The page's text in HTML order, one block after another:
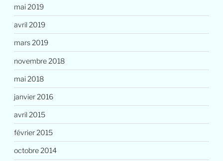
mai 2019
avril 2019
mars 2019
novembre 2018
mai 2018
janvier 2016
avril 2015
février 2015
octobre 2014